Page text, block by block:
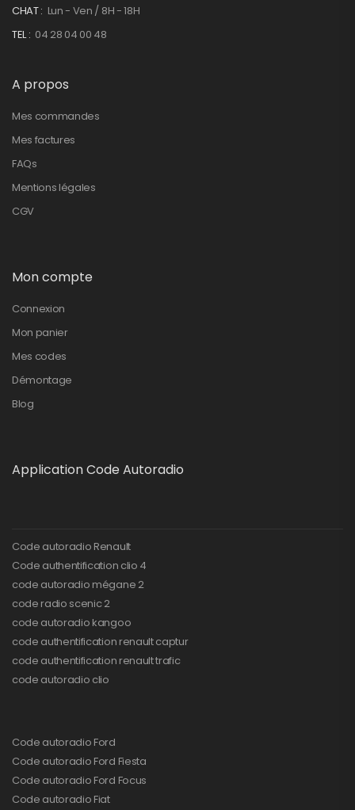
CHAT : Lun - Ven / 8H - 18H
TEL : 04 28 04 00 48
A propos
Mes commandes
Mes factures
FAQs
Mentions légales
CGV
Mon compte
Connexion
Mon panier
Mes codes
Démontage
Blog
Application Code Autoradio
Code autoradio Renault
Code authentification clio 4
code autoradio mégane 2
code radio scenic 2
code autoradio kangoo
code authentification renault captur
code authentification renault trafic
code autoradio clio
Code autoradio Ford
Code autoradio Ford Fiesta
Code autoradio Ford Focus
Code autoradio Fiat